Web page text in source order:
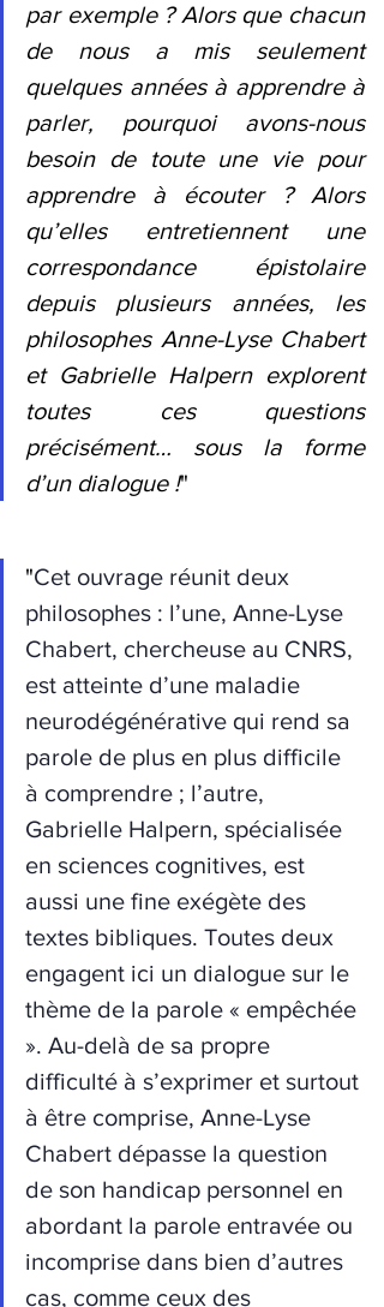
par exemple ? Alors que chacun
de nous a mis seulement
quelques années à apprendre à
parler, pourquoi avons-nous
besoin de toute une vie pour
apprendre à écouter ? Alors
qu’elles entretiennent une
correspondance épistolaire
depuis plusieurs années, les
philosophes Anne-Lyse Chabert
et Gabrielle Halpern explorent
toutes ces questions
précisément… sous la forme
d’un dialogue !"
"Cet ouvrage réunit deux
philosophes : l’une, Anne-Lyse
Chabert, chercheuse au CNRS,
est atteinte d’une maladie
neurodégénérative qui rend sa
parole de plus en plus difficile
à comprendre ; l’autre,
Gabrielle Halpern, spécialisée
en sciences cognitives, est
aussi une fine exégète des
textes bibliques. Toutes deux
engagent ici un dialogue sur le
thème de la parole « empêchée
». Au-delà de sa propre
difficulté à s’exprimer et surtout
à être comprise, Anne-Lyse
Chabert dépasse la question
de son handicap personnel en
abordant la parole entravée ou
incomprise dans bien d’autres
cas, comme ceux des